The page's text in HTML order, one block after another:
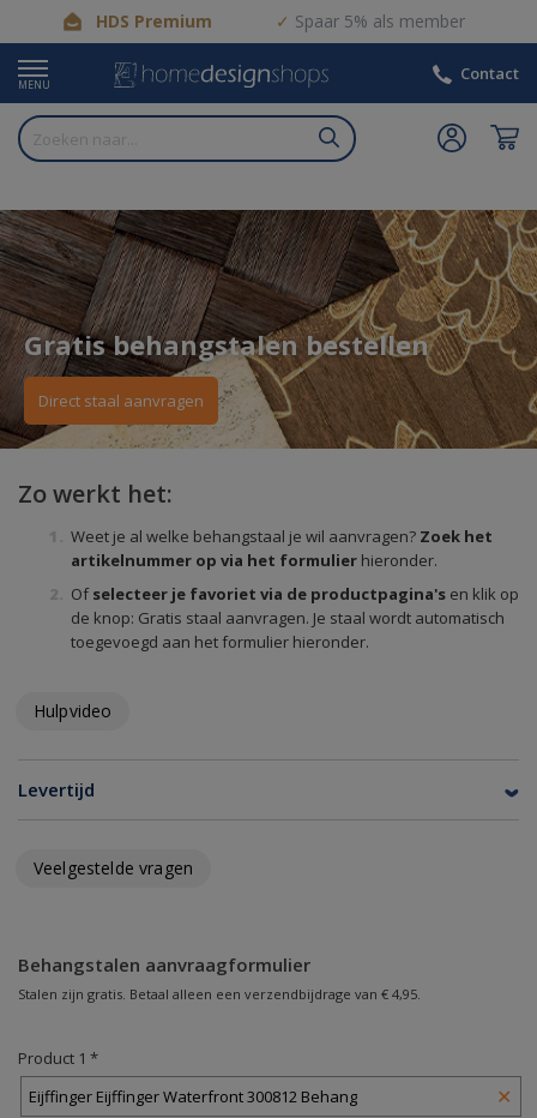
HDS Premium Spaar 5% als member
MENU
Contact
Gratis behangstalen bestellen
Direct staal aanvragen
Zo werkt het:
Weet je al welke behangstaal je wil aanvragen? Zoek het
artikelnummer op via het formulier hieronder.
Ofselecteer je favoriet via de productpagina's en klik op
de knop: Gratis staal aanvragen. Je staal wordt automatisch
toegevoegd aan het formulier hieronder.
Hulpvideo
Levertijd
Veelgestelde vragen
Behangstalen aanvraagformulier
Stalen zijn gratis. Betaal alleen een verzendbijdrage van € 4,95.
Product 1 *
✕